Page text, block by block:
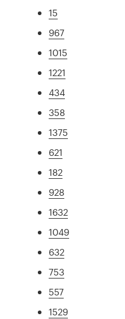
15
967
1015
1221
434
358
1375
621
182
928
1632
1049
632
753
557
1529